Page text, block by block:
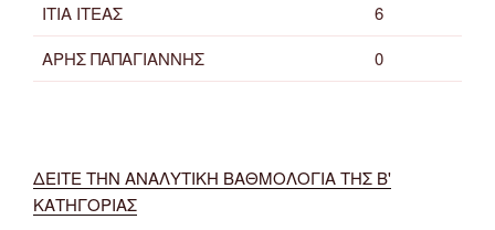
ΙΤΙΑ ΙΤΕΑΣ
6
ΑΡΗΣ ΠΑΠΑΓΙΑΝΝΗΣ
0
ΔΕΙΤΕ ΤΗΝ ΑΝΑΛΥΤΙΚΗ ΒΑΘΜΟΛΟΓΙΑ ΤΗΣ Β'
ΚΑΤΗΓΟΡΙΑΣ